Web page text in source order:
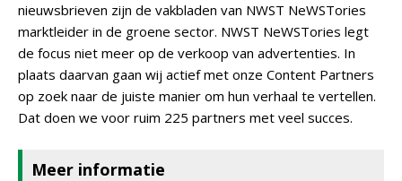
nieuwsbrieven zijn de vakbladen van NWST NeWSTories
marktleider in de groene sector. NWST NeWSTories legt
de focus niet meer op de verkoop van advertenties. In
plaats daarvan gaan wij actief met onze Content Partners
op zoek naar de juiste manier om hun verhaal te vertellen.
Dat doen we voor ruim 225 partners met veel succes.
Meer informatie